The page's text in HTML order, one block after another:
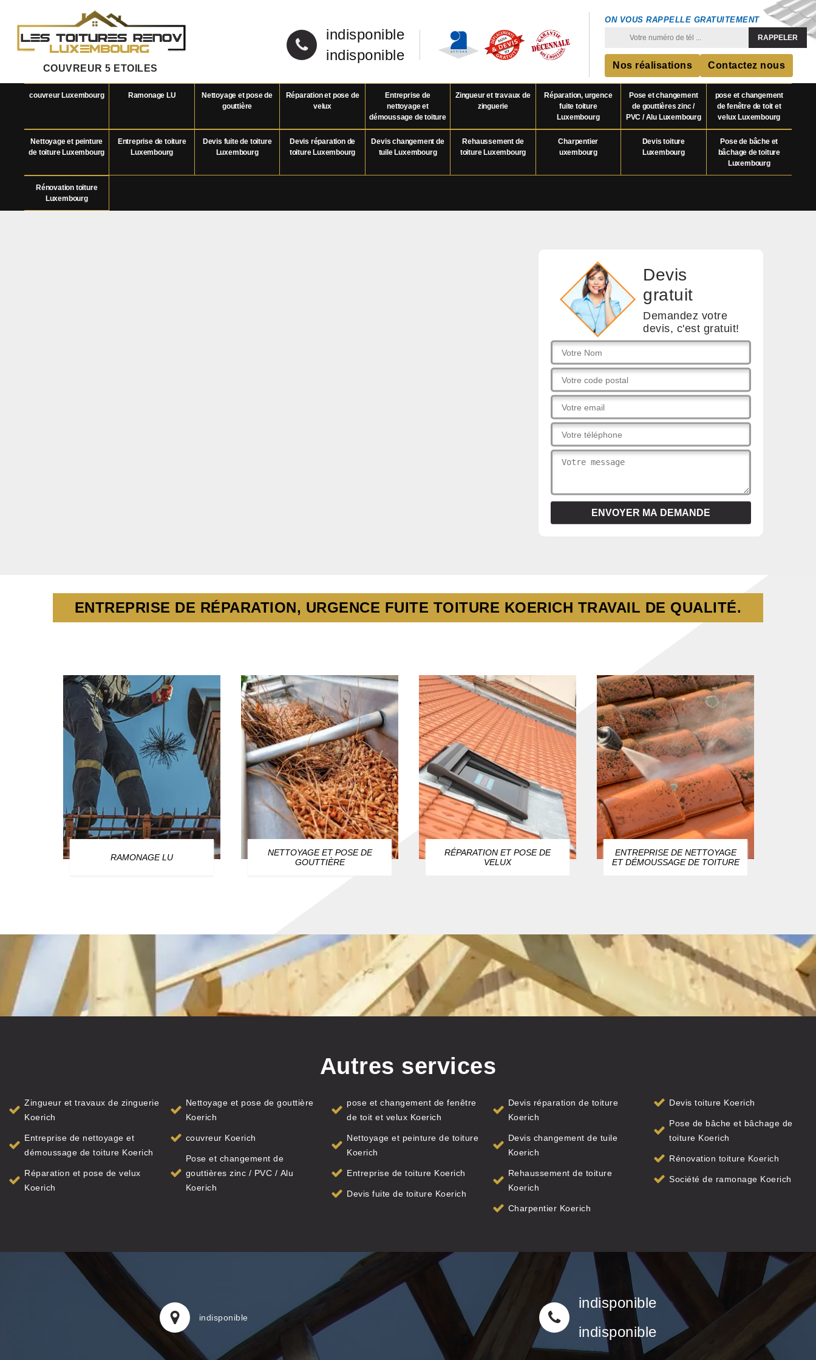
COUVREUR 5 ETOILES
indisponible
indisponible
ON VOUS RAPPELLE GRATUITEMENT
Nos réalisations Contactez nous
couvreur Luxembourg Ramonage LU
Nettoyage et pose de
gouttière
Réparation et pose de
velux
Entreprise de
nettoyage et
démoussage de toiture
Zingueur et travaux de
zinguerie
Réparation, urgence
fuite toiture
Luxembourg
Pose et changement
de gouttières zinc /
PVC / Alu Luxembourg
pose et changement
de fenêtre de toit et
velux Luxembourg
Nettoyage et peinture
de toiture Luxembourg
Entreprise de toiture
Luxembourg
Devis fuite de toiture
Luxembourg
Devis réparation de
toiture Luxembourg
Devis changement de
tuile Luxembourg
Rehaussement de
toiture Luxembourg
Charpentier
uxembourg
Devis toiture
Luxembourg
Pose de bâche et
bâchage de toiture
Luxembourg
Rénovation toiture
Luxembourg
Devis
gratuit
Demandez votre
devis, c'est gratuit!
ENTREPRISE DE RÉPARATION, URGENCE FUITE TOITURE KOERICH TRAVAIL DE QUALITÉ.
RAMONAGE LU
NETTOYAGE ET POSE DE
GOUTTIÈRE
RÉPARATION ET POSE DE
VELUX
ENTREPRISE DE NETTOYAGE
ET DÉMOUSSAGE DE TOITURE
Autres services
Zingueur et travaux de zinguerie
Koerich
Entreprise de nettoyage et
démoussage de toiture Koerich
Réparation et pose de velux
Koerich
Nettoyage et pose de gouttière
Koerich
couvreur Koerich
Pose et changement de
gouttières zinc / PVC / Alu
Koerich
pose et changement de fenêtre
de toit et velux Koerich
Nettoyage et peinture de toiture
Koerich
Entreprise de toiture Koerich
Devis fuite de toiture Koerich
Devis réparation de toiture
Koerich
Devis changement de tuile
Koerich
Rehaussement de toiture
Koerich
Charpentier Koerich
Devis toiture Koerich
Pose de bâche et bâchage de
toiture Koerich
Rénovation toiture Koerich
Société de ramonage Koerich
indisponible
indisponible
indisponible